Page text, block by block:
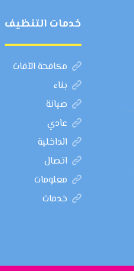
خدمات التنظيف
مكافحة الآفات
بناء
صيانة
عادي
الداخلية
اتصال
معلومات
خدمات